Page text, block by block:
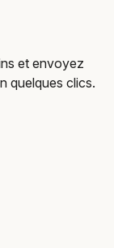
et envoyez
quelques clics.